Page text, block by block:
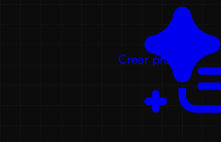
Crear prompts